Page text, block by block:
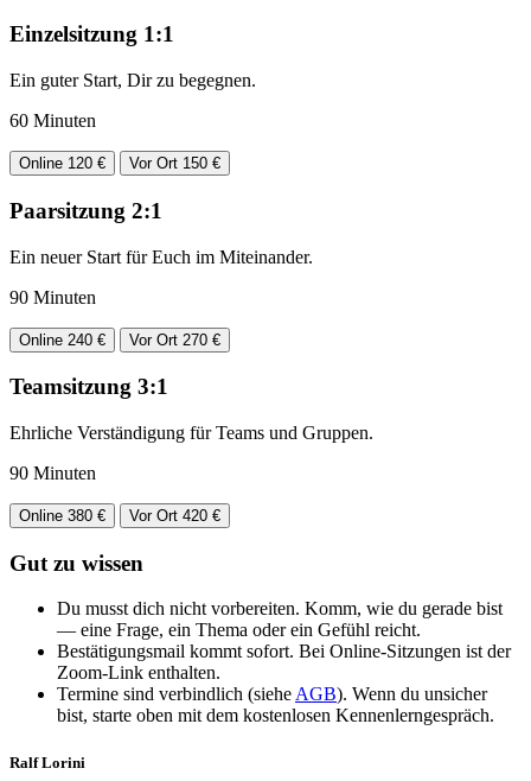
Einzelsitzung 1:1
Ein guter Start, Dir zu begegnen.
60 Minuten
Online 120 € Vor Ort 150 €
Paarsitzung 2:1
Ein neuer Start für Euch im Miteinander.
90 Minuten
Online 240 € Vor Ort 270 €
Teamsitzung 3:1
Ehrliche Verständigung für Teams und Gruppen.
90 Minuten
Online 380 € Vor Ort 420 €
Gut zu wissen
Du musst dich nicht vorbereiten. Komm, wie du gerade bist
— eine Frage, ein Thema oder ein Gefühl reicht.
Bestätigungsmail kommt sofort. Bei Online-Sitzungen ist der
Zoom-Link enthalten.
Termine sind verbindlich (sieheAGB). Wenn du unsicher
bist, starte oben mit dem kostenlosen Kennenlerngespräch.
Ralf Lorini